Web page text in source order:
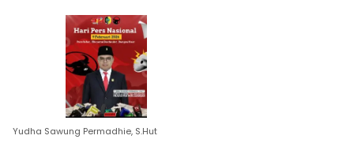
Yudha Sawung Permadhie, S.Hut